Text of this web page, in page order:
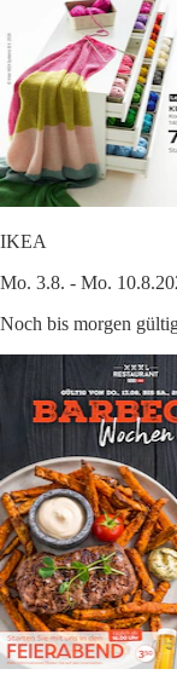
IKEA
Mo. 3.8. - Mo.
Noch bis morgen